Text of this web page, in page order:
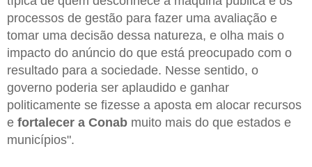
processos de gestão para fazer uma avaliação e
tomar uma decisão dessa natureza, e olha mais o
impacto do anúncio do que está preocupado com o
resultado para a sociedade. Nesse sentido, o
governo poderia ser aplaudido e ganhar
politicamente se fizesse a aposta em alocar recursos
e fortalecer a Conab muito mais do que estados e
municípios".